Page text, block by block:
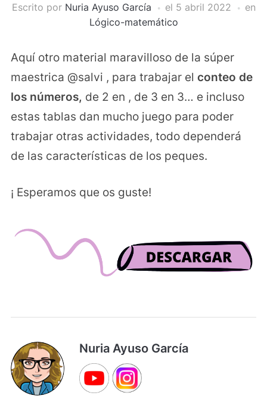
Escrito por Nuria Ayuso García el 5 abril 2022
en
Lógico-matemático
Aquí otro material maravilloso de la súper
maestrica @salvi , para trabajar el conteo de
los números, de 2 en , de 3 en 3… e incluso
estas tablas dan mucho juego para poder
trabajar otras actividades, todo dependerá
de las características de los peques.
¡ Esperamos que os guste!
Nuria Ayuso García